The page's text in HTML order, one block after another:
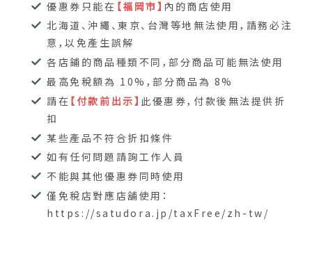
優惠券只能在 【福岡市】 內的商店使用
北海道、沖繩、東京、台灣等地無法使用，請務必注
意，以免產生誤解
各店鋪的商品種類不同，部分商品可能無法使用
最高免稅額為 10%，部分商品為 8%
請在 【付款前出示】 此優惠券，付款後無法提供折
扣
某些產品不符合折扣條件
如有任何問題請詢工作人員
不能與其他優惠券同時使用
僅免稅店對應店舖使用：
https://satudora.jp/taxFree/zh-tw/